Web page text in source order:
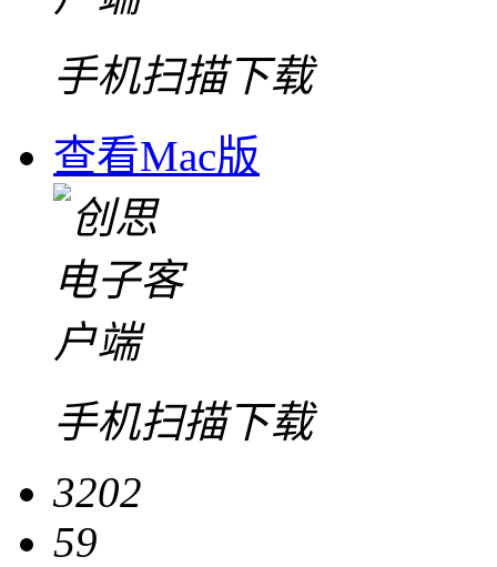
手机扫描下载
查看Mac版
手机扫描下载
3202
59